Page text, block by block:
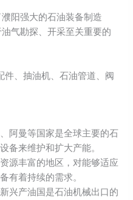
阳强大的石油装备制造
气勘探、开采至关重要的
件、抽油机、石油管道、阀
阿曼等国家是全球主要的石
备来维护和扩大产能。
源丰富的地区，对能够适应
有着持续的需求。
兴产油国是石油机械出口的